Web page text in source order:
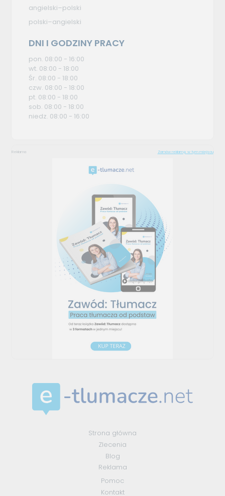
angielski–polski
polski–angielski
DNI I GODZINY PRACY
pon. 08:00 - 16:00
wt. 08:00 - 18:00
Śr. 08:00 - 18:00
czw. 08:00 - 18:00
pt. 08:00 - 18:00
sob. 08:00 - 18:00
niedz. 08:00 - 16:00
Reklama Zamów reklamę w tym miejscu
Strona główna
Zlecenia
Blog
Reklama
Pomoc
Kontakt